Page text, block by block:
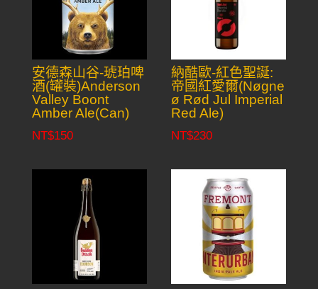
安德森山谷-琥珀啤
酒(罐裝)Anderson
Valley Boont
Amber Ale(Can)
NT$150
納酷歐-紅色聖誕:
帝國紅愛爾(Nøgne
ø Rød Jul Imperial
Red Ale)
NT$230